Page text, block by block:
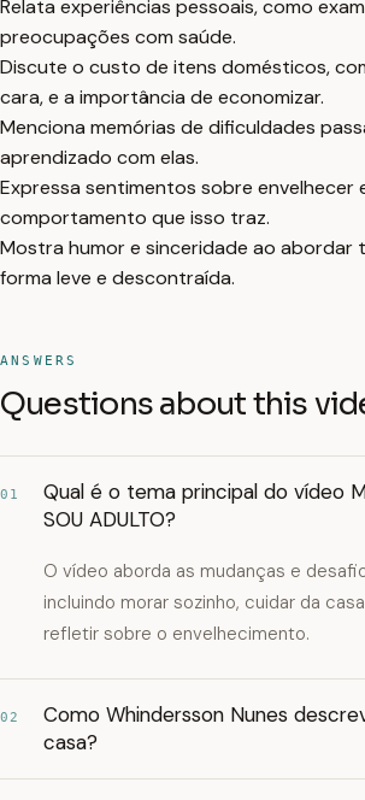
Relata experiências pessoais, como
preocupações com saúde.
Discute o custo de itens domésticos,
cara, e a importância de economizar.
Menciona memórias de dificuldades
aprendizado com elas.
Expressa sentimentos sobre envelhecer
comportamento que isso traz.
Mostra humor e sinceridade ao abordar
forma leve e descontraída.
ANSWERS
Questions about this
01
Qual é o tema principal do vídeo
SOU ADULTO?
O vídeo aborda as mudanças e
incluindo morar sozinho, cuidar da
refletir sobre o envelhecimento.
02
Como Whindersson Nunes
casa?